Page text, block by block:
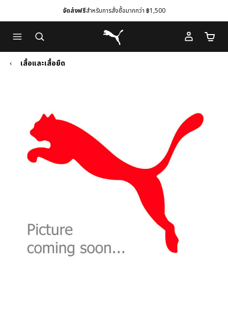
to
Main
content
to
Footer
Content
จัดส่งฟรีสำหรับการสั่งซื้อมากกว่า ฿1,500
Puma โฮม
จำนว
เสื้อและเสื้อยืด